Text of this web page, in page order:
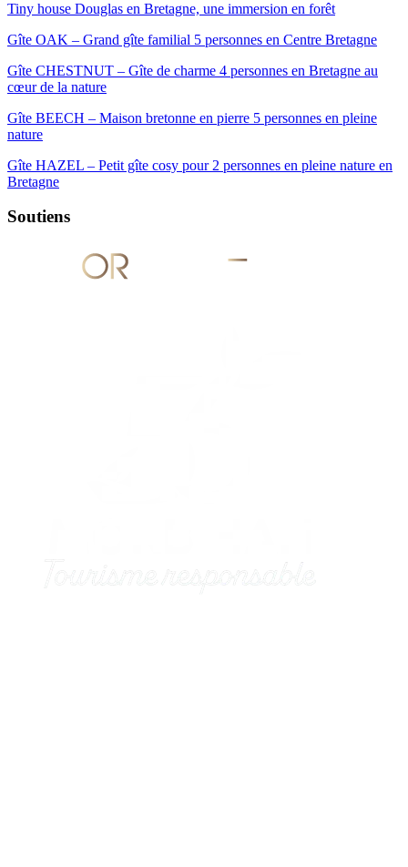
Tiny house Douglas en Bretagne, une immersion en forêt
Gîte OAK – Grand gîte familial 5 personnes en Centre Bretagne
Gîte CHESTNUT – Gîte de charme 4 personnes en Bretagne au
cœur de la nature
Gîte BEECH – Maison bretonne en pierre 5 personnes en pleine
nature
Gîte HAZEL – Petit gîte cosy pour 2 personnes en pleine nature en
Bretagne
Soutiens